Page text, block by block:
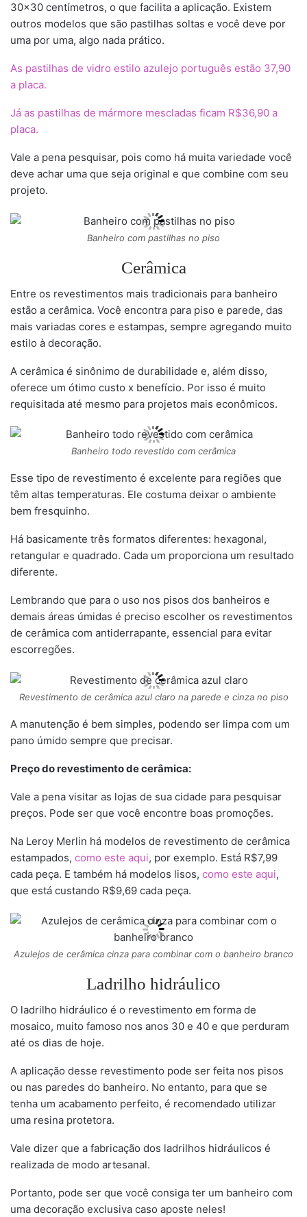
30×30 centímetros, o que facilita a aplicação. Existem
outros modelos que são pastilhas soltas e você deve por
uma por uma, algo nada prático.
As pastilhas de vidro estilo azulejo português estão 37,90
a placa.
Já as pastilhas de mármore mescladas ficam R$36,90 a
placa.
Vale a pena pesquisar, pois como há muita variedade você
deve achar uma que seja original e que combine com seu
projeto.
Banheiro com pastilhas no piso
Cerâmica
Entre os revestimentos mais tradicionais para banheiro
estão a cerâmica. Você encontra para piso e parede, das
mais variadas cores e estampas, sempre agregando muito
estilo à decoração.
A cerâmica é sinônimo de durabilidade e, além disso,
oferece um ótimo custo x benefício. Por isso é muito
requisitada até mesmo para projetos mais econômicos.
Banheiro todo revestido com cerâmica
Esse tipo de revestimento é excelente para regiões que
têm altas temperaturas. Ele costuma deixar o ambiente
bem fresquinho.
Há basicamente três formatos diferentes: hexagonal,
retangular e quadrado. Cada um proporciona um resultado
diferente.
Lembrando que para o uso nos pisos dos banheiros e
demais áreas úmidas é preciso escolher os revestimentos
de cerâmica com antiderrapante, essencial para evitar
escorregões.
Revestimento de cerâmica azul claro na parede e cinza no piso
A manutenção é bem simples, podendo ser limpa com um
pano úmido sempre que precisar.
Preço do revestimento de cerâmica:
Vale a pena visitar as lojas de sua cidade para pesquisar
preços. Pode ser que você encontre boas promoções.
Na Leroy Merlin há modelos de revestimento de cerâmica
estampados, como este aqui, por exemplo. Está R$7,99
cada peça. E também há modelos lisos, como este aqui,
que está custando R$9,69 cada peça.
Azulejos de cerâmica cinza para combinar com o banheiro branco
Ladrilho hidráulico
O ladrilho hidráulico é o revestimento em forma de
mosaico, muito famoso nos anos 30 e 40 e que perduram
até os dias de hoje.
A aplicação desse revestimento pode ser feita nos pisos
ou nas paredes do banheiro. No entanto, para que se
tenha um acabamento perfeito, é recomendado utilizar
uma resina protetora.
Vale dizer que a fabricação dos ladrilhos hidráulicos é
realizada de modo artesanal.
Portanto, pode ser que você consiga ter um banheiro com
uma decoração exclusiva caso aposte neles!